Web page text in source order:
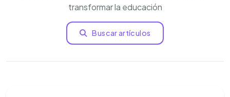
transformar la educación
Buscar artículos